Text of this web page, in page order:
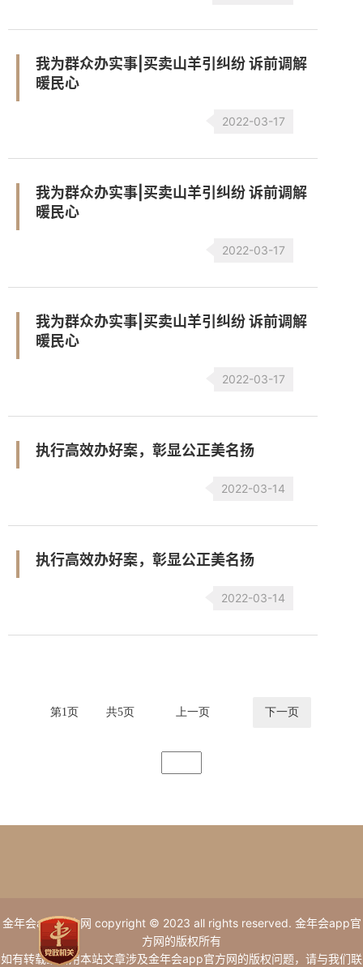
我为群众办实事|买卖山羊引纠纷 诉前调解
暖民心
2022-03-17
我为群众办实事|买卖山羊引纠纷 诉前调解
暖民心
2022-03-17
我为群众办实事|买卖山羊引纠纷 诉前调解
暖民心
2022-03-17
执行高效办好案，彰显公正美名扬
2022-03-14
执行高效办好案，彰显公正美名扬
2022-03-14
第1页 共5页 上一页 下一页
金年会app官方网 copyright © 2023 all rights reserved. 金年会app官
方网的版权所有
如有转载或引用本站文章涉及金年会app官方网的版权问题，请与我们联